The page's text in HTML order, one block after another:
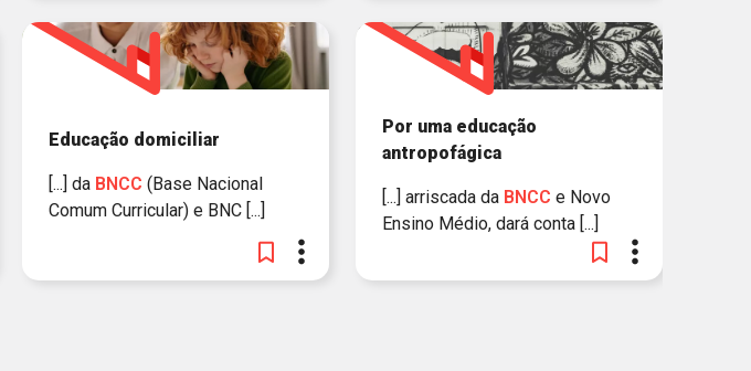
Educação domiciliar
[...] da BNCC (Base Nacional
Comum Curricular) e BNC [...]
Por uma educação
antropofágica
[...] arriscada da BNCC e Novo
Ensino Médio, dará conta [...]